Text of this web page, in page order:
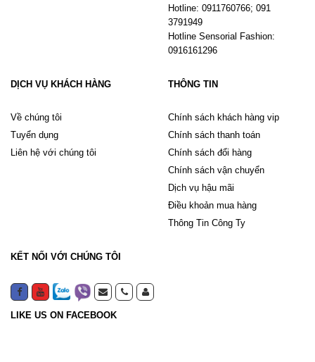
Hotline: 0911760766; 091
3791949
Hotline Sensorial Fashion:
0916161296
DỊCH VỤ KHÁCH HÀNG
Về chúng tôi
Tuyển dụng
Liên hệ với chúng tôi
THÔNG TIN
Chính sách khách hàng vip
Chính sách thanh toán
Chính sách đổi hàng
Chính sách vận chuyển
Dịch vụ hậu mãi
Điều khoản mua hàng
Thông Tin Công Ty
KẾT NỐI VỚI CHÚNG TÔI
LIKE US ON FACEBOOK